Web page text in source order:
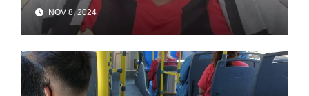
NOV 8, 2024